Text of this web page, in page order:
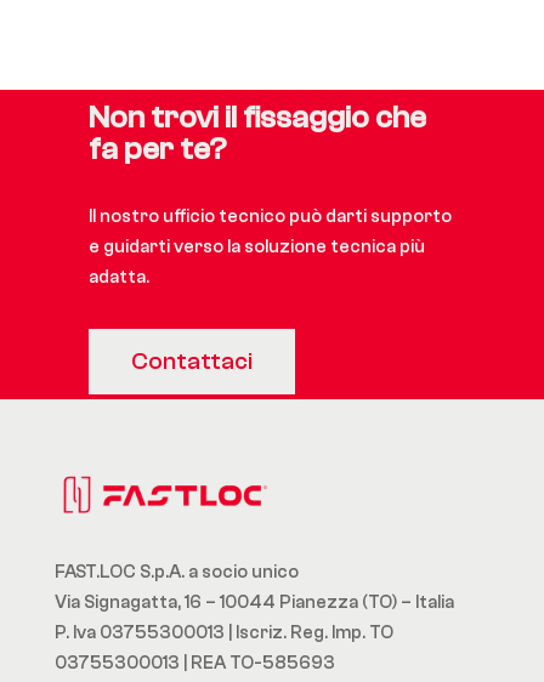
Non trovi il fissaggio che
fa per te?
Il nostro ufficio tecnico può darti supporto
e guidarti verso la soluzione tecnica più
adatta.
Contattaci
FAST.LOC S.p.A. a socio unico
Via Signagatta, 16 – 10044 Pianezza (TO) – Italia
P. Iva 03755300013 | Iscriz. Reg. Imp. TO
03755300013 | REA TO-585693